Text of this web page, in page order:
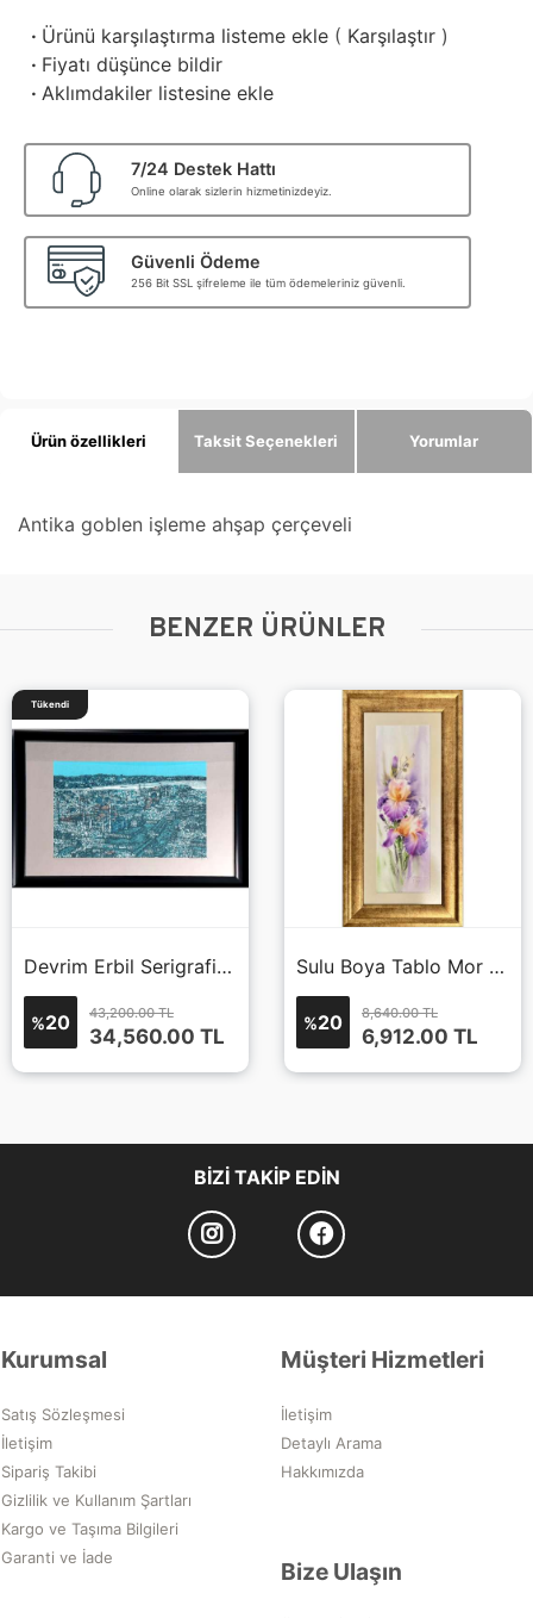
· Ürünü karşılaştırma listeme ekle ( Karşılaştır )
· Fiyatı düşünce bildir
· Aklımdakiler listesine ekle
7/24 Destek Hattı
Online olarak sizlerin hizmetinizdeyiz.
Güvenli Ödeme
256 Bit SSL şifreleme ile tüm ödemeleriniz güvenli.
Ürün özellikleri Taksit Seçenekleri Yorumlar
Antika goblen işleme ahşap çerçeveli
BENZER ÜRÜNLER
Devrim Erbil Serigrafi Baskı
Tükendi
%20 43,200.00 TL
34,560.00 TL
Sulu Boya Tablo Mor Çiçek
%20 8,640.00 TL
6,912.00 TL
BIZI TAKIP EDIN
Kurumsal
Satış Sözleşmesi
İletişim
Sipariş Takibi
Gizlilik ve Kullanım Şartları
Kargo ve Taşıma Bilgileri
Garanti ve İade
Müşteri Hizmetleri
İletişim
Detaylı Arama
Hakkımızda
Bize Ulaşın